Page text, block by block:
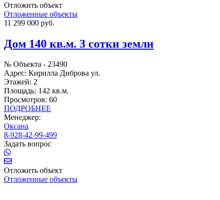
Отложить объект
Отложенные объекты
11 299 000 руб.
Дом 140 кв.м. 3 сотки земли
№ Объекта - 23490
Адрес: Кирилла Диброва ул.
Этажей: 2
Площадь: 142 кв.м.
Просмотров: 60
ПОДРОБНЕЕ
Менеджер:
Оксана
8-928-42-99-499
Задать вопрос
Отложить объект
Отложенные объекты